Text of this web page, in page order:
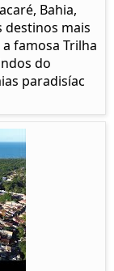
Bahia,
destinos mais
famosa Trilha
do
paradisíac